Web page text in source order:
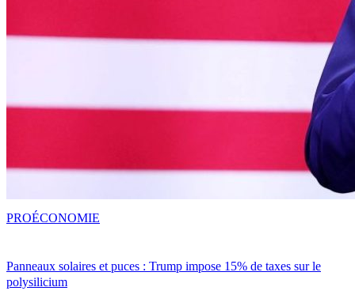
Panneaux solaires et puces : Trump impose 15% de taxes sur le
polysilicium
PROÉCONOMIE